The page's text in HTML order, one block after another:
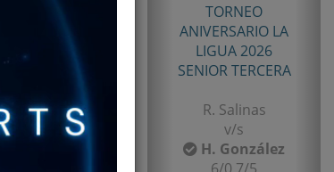
TORNEO
ANIVERSARIO LA
LIGUA 2026
SENIOR TERCERA
R. Salinas
v/s
H. González